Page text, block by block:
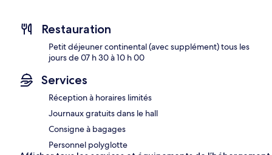
Restauration
Petit déjeuner continental (avec supplément) tous les
jours de 07 h 30 à 10 h 00
Services
Réception à horaires limités
Journaux gratuits dans le hall
Consigne à bagages
Personnel polyglotte